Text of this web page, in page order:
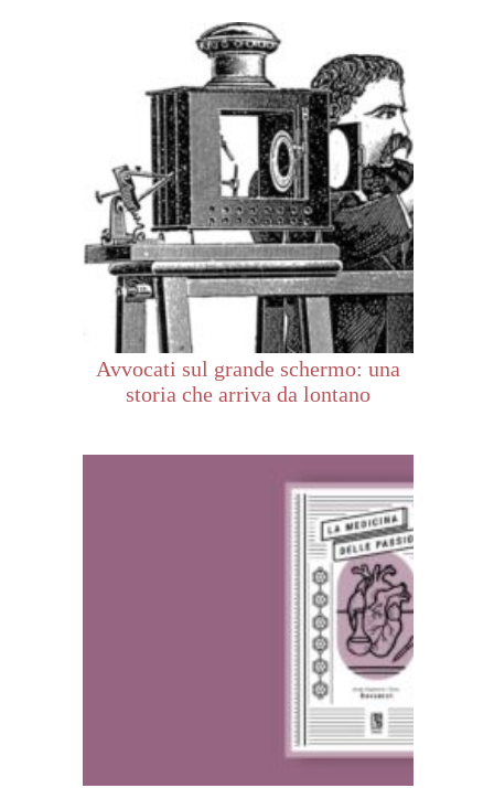
Avvocati sul grande schermo: una
storia che arriva da lontano